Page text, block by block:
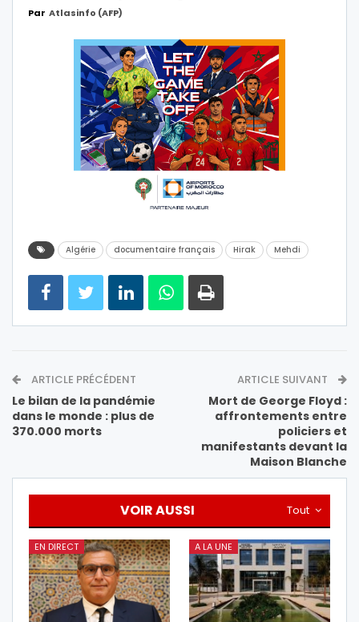
Par Atlasinfo (AFP)
Algérie documentaire français Hirak Mehdi
ARTICLE PRÉCÉDENT
Le bilan de la pandémie
dans le monde : plus de
370.000 morts
ARTICLE SUIVANT
Mort de George Floyd :
affrontements entre
policiers et
manifestants devant la
Maison Blanche
Tout
VOIR AUSSI
EN DIRECT A LA UNE